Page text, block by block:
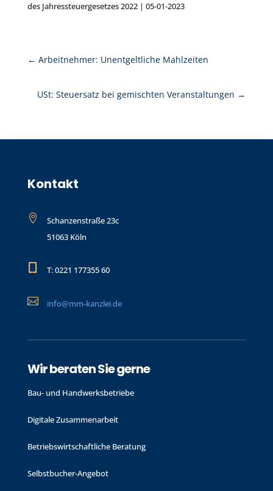
des Jahressteuergesetzes 2022 | 05-01-2023
← Arbeitnehmer: Unentgeltliche Mahlzeiten
USt: Steuersatz bei gemischten Veranstaltungen →
Kontakt

Schanzenstraße 23c
51063 Köln
T: 0221 177355 60
 info@mm-kanzlei.de
Wir beraten Sie gerne
Bau- und Handwerks­betriebe
Digitale Zusammenarbeit
Betriebswirtschaftliche Beratung
Selbstbucher-Angebot